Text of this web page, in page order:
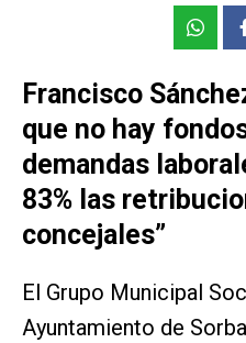
Francisco
que no hay
demandas
83% las
concejales”
El Grupo Municipal
Ayuntamiento de